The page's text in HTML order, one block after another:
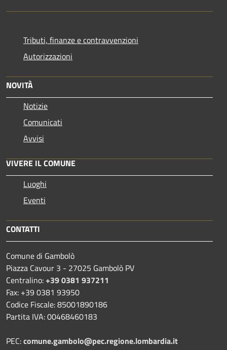
Tributi, finanze e contravvenzioni
Autorizzazioni
NOVITÀ
Notizie
Comunicati
Avvisi
VIVERE IL COMUNE
Luoghi
Eventi
CONTATTI
Comune di Gambolò
Piazza Cavour 3 - 27025 Gambolò PV
Centralino:+39 0381 937211
Fax: +39 0381 93950
Codice Fiscale: 85001890186
Partita IVA: 00468460183
PEC:comune.gambolo@pec.regione.lombardia.it